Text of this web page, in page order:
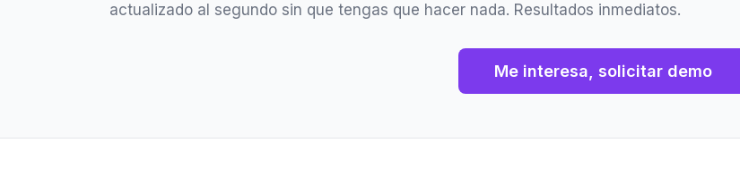
actualizado al segundo sin que tengas que hacer nada. Resultados inmediatos.
Me interesa, solicitar demo